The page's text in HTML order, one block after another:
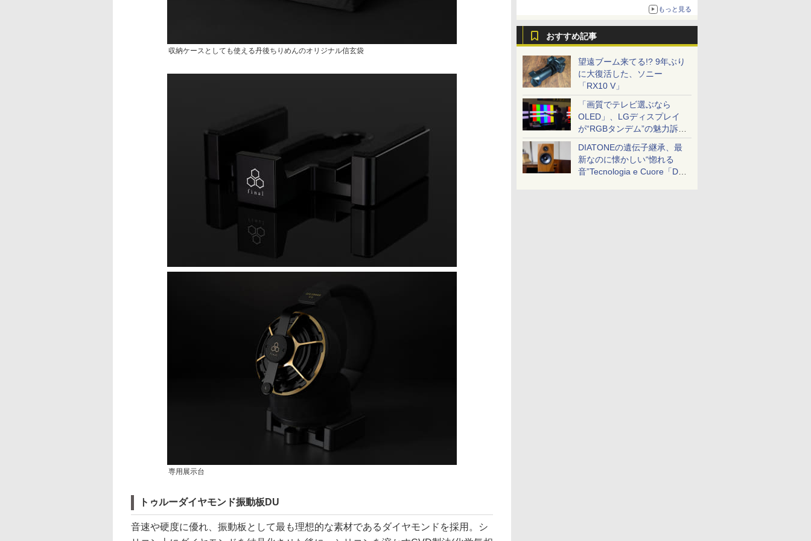
もっと見る
おすすめ記事
望遠ブーム来てる!? 9年ぶり
に大復活した、ソニー
「RX10 V」
「画質でテレビ選ぶなら
OLED」、LGディスプレイ
が“RGBタンデム”の魅力訴
求。液晶とのガチ比較も
DIATONEの遺伝子継承、最
新なのに懐かしい“惚れる
音”Tecnologia e Cuore「DS-
収納ケースとしても使える丹後ちりめんのオリジナル信玄袋
専用展示台
トゥルーダイヤモンド振動板DU
音速や硬度に優れ、振動板として最も理想的な素材であるダイヤモンドを採用。シ